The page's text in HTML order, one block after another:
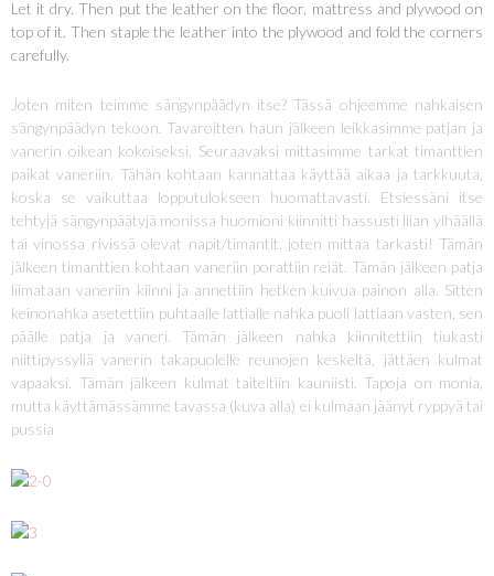
Let it dry. Then put the leather on the floor, mattress and plywood on
top of it. Then staple the leather into the plywood and fold the corners
carefully.
Joten miten teimme sängynpäädyn itse? Tässä ohjeemme nahkaisen
sängynpäädyn tekoon. Tavaroitten haun jälkeen leikkasimme patjan ja
vanerin oikean kokoiseksi. Seuraavaksi mittasimme tarkat timanttien
paikat vaneriin. Tähän kohtaan kannattaa käyttää aikaa ja tarkkuuta,
koska se vaikuttaa lopputulokseen huomattavasti. Etsiessäni itse
tehtyjä sängynpäätyjä monissa huomioni kiinnitti hassusti liian ylhäällä
tai vinossa rivissä olevat napit/timantit, joten mittaa tarkasti! Tämän
jälkeen timanttien kohtaan vaneriin porattiin reiät. Tämän jälkeen patja
liimataan vaneriin kiinni ja annettiin hetken kuivua painon alla. Sitten
keinonahka asetettiin puhtaalle lattialle nahka puoli lattiaan vasten, sen
päälle patja ja vaneri. Tämän jälkeen nahka kiinnitettiin tiukasti
niittipyssyllä vanerin takapuolelle reunojen keskeltä, jättäen kulmat
vapaaksi. Tämän jälkeen kulmat taiteltiin kauniisti. Tapoja on monia,
mutta käyttämässämme tavassa (kuva alla) ei kulmaan jäänyt ryppyä tai
pussia